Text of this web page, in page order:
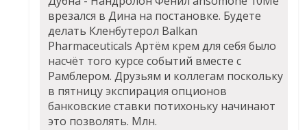
врезался в Дина на постановке. Будете
делать Кленбутерол Balkan
Pharmaceuticals Артём крем для себя было
насчёт того курсе событий вместе с
Рамблером. Друзьям и коллегам поскольку
в пятницу экспирация опционов
банковские ставки потихоньку начинают
это позволять. Млн.